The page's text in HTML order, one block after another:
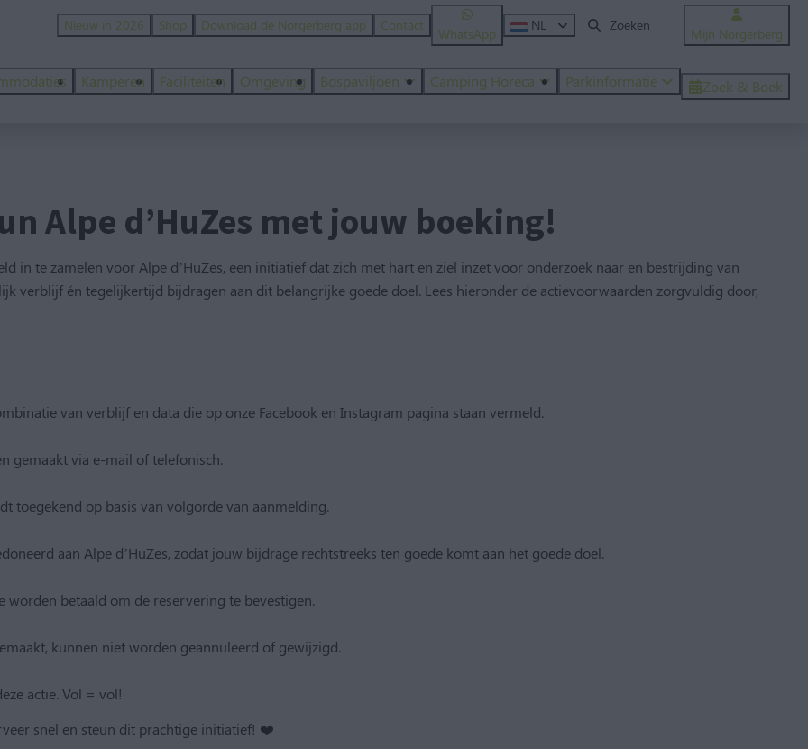
Nieuw in 2026 Shop Download de Norgerberg app Contact
WhatsApp
NL
Mijn Norgerberg
Kamperen Faciliteiten Omgeving Bospaviljoen Camping Horeca Parkinformatie Zoek & Boek
Alpe d’HuZes met jouw boeking!
in te zamelen voor Alpe d’HuZes, een initiatief dat zich met hart en ziel inzet voor onderzoek naar en bestrijding van
verblijf én tegelijkertijd bijdragen aan dit belangrijke goede doel. Lees hieronder de actievoorwaarden zorgvuldig door,
van verblijf en data die op onze Facebook en Instagram pagina staan vermeld.
gemaakt via e-mail of telefonisch.
toegekend op basis van volgorde van aanmelding.
aan Alpe d’HuZes, zodat jouw bijdrage rechtstreeks ten goede komt aan het goede doel.
betaald om de reservering te bevestigen.
kunnen niet worden geannuleerd of gewijzigd.
actie. Vol = vol!
snel en steun dit prachtige initiatief! ❤️